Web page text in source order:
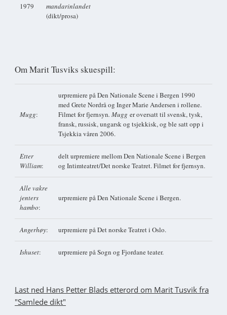
1979
mandarinlandet
(dikt/prosa)
Om Marit Tusviks skuespill:
Mugg:
urpremiere på Den Nationale Scene i Bergen 1990
med Grete Nordrå og Inger Marie Andersen i rollene.
Filmet for fjernsyn. Mugg er oversatt til svensk, tysk,
fransk, russisk, ungarsk og tsjekkisk, og ble satt opp i
Tsjekkia våren 2006.
Etter
William:
delt urpremiere mellom Den Nationale Scene i Bergen
og Intimteatret/Det norske Teatret. Filmet for fjernsyn.
Alle vakre
jenters
hambo:
urpremiere på Den Nationale Scene i Bergen.
Angerhøy: urpremiere på Det norske Teatret i Oslo.
Ishuset: urpremiere på Sogn og Fjordane teater.
Last ned Hans Petter Blads etterord om Marit Tusvik fra
"Samlede dikt"